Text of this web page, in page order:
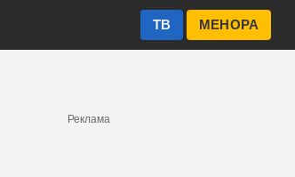
МЕНОРА
ТВ
Реклама